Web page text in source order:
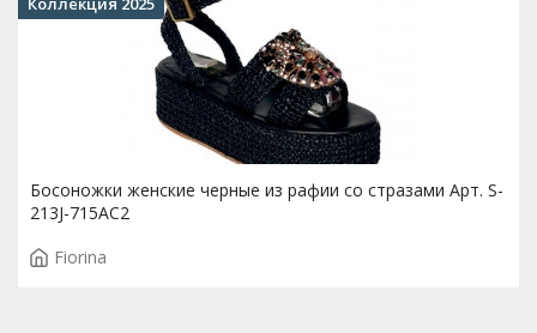
Босоножки женские черные из рафии со стразами Арт. S-
213J-715AC2
Fiorina